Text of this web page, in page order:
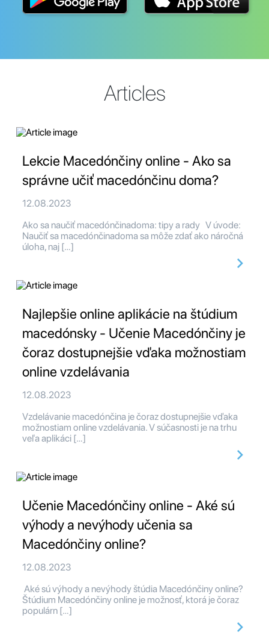
Articles
Lekcie Macedónčiny online - Ako sa
správne učiť macedónčinu doma?
12.08.2023
Ako sa naučiť macedónčinadoma: tipy a rady V úvode:
Naučiť sa macedónčinadoma sa môže zdať ako náročná
úloha, naj […]
Najlepšie online aplikácie na štúdium
macedónsky - Učenie Macedónčiny je
čoraz dostupnejšie vďaka možnostiam
online vzdelávania
12.08.2023
Vzdelávanie macedónčina je čoraz dostupnejšie vďaka
možnostiam online vzdelávania. V súčasnosti je na trhu
veľa aplikáci […]
Učenie Macedónčiny online - Aké sú
výhody a nevýhody učenia sa
Macedónčiny online?
12.08.2023
Aké sú výhody a nevýhody štúdia Macedónčiny online?
Štúdium Macedónčiny online je možnosť, ktorá je čoraz
populárn […]